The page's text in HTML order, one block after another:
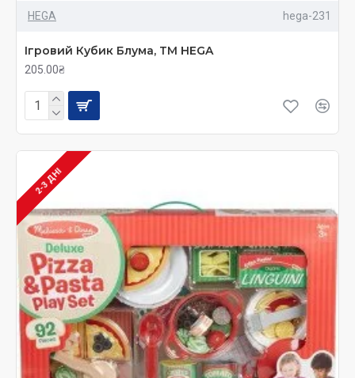
HEGA hega-231
Ігровий Кубик Блума, ТМ HEGA
205.00₴
2-3 ДНІ